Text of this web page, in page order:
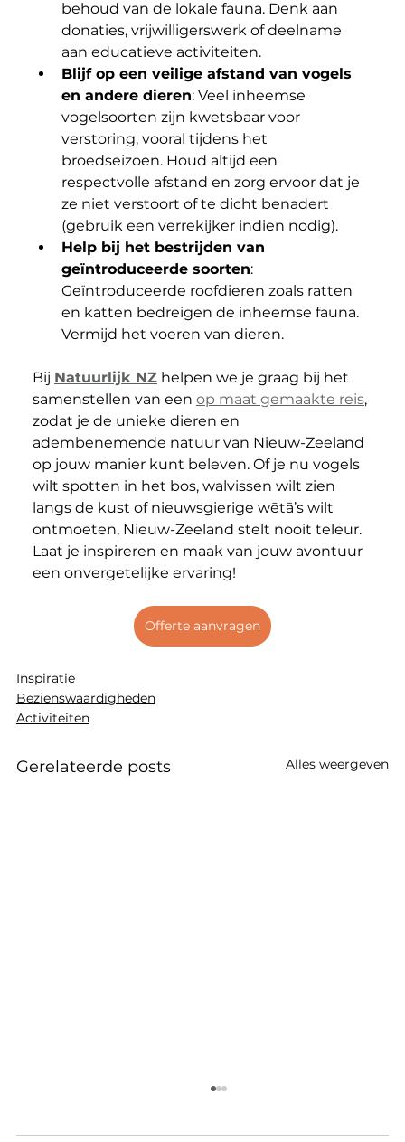
behoud van de lokale fauna. Denk aan
donaties, vrijwilligerswerk of deelname
aan educatieve activiteiten.
Blijf op een veilige afstand van vogels
en andere dieren: Veel inheemse
vogelsoorten zijn kwetsbaar voor
verstoring, vooral tijdens het
broedseizoen. Houd altijd een
respectvolle afstand en zorg ervoor dat je
ze niet verstoort of te dicht benadert
(gebruik een verrekijker indien nodig).
Help bij het bestrijden van
geïntroduceerde soorten:
Geïntroduceerde roofdieren zoals ratten
en katten bedreigen de inheemse fauna.
Vermijd het voeren van dieren.
Bij Natuurlijk NZ helpen we je graag bij het
samenstellen van een op maat gemaakte reis,
zodat je de unieke dieren en
adembenemende natuur van Nieuw-Zeeland
op jouw manier kunt beleven. Of je nu vogels
wilt spotten in het bos, walvissen wilt zien
langs de kust of nieuwsgierige wētā’s wilt
ontmoeten, Nieuw-Zeeland stelt nooit teleur.
Laat je inspireren en maak van jouw avontuur
een onvergetelijke ervaring!
Offerte aanvragen
Inspiratie
Bezienswaardigheden
Activiteiten
Gerelateerde posts Alles weergeven